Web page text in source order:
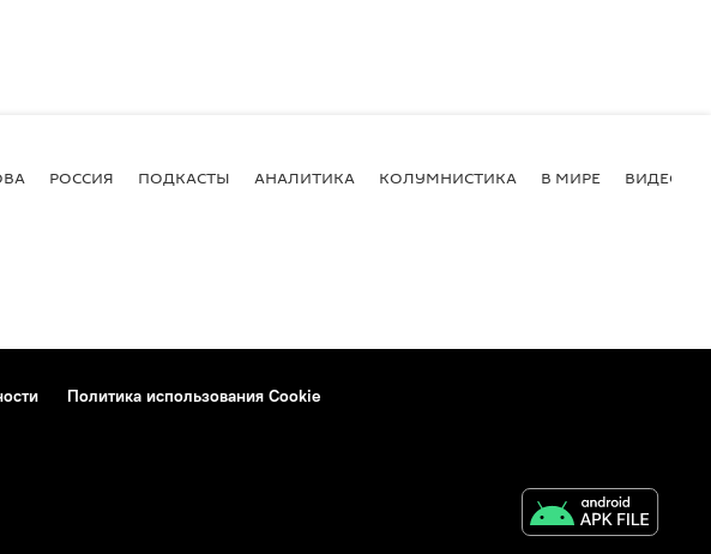
РОССИЯ ПОДКАСТЫ АНАЛИТИКА КОЛУМНИСТИКА В МИРЕ ВИДЕО
Политика использования Cookie